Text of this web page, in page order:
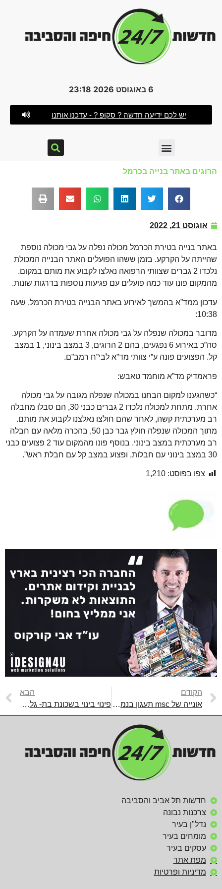
6 באוגוסט 2026 23:18
יש לכם ידיעה חדשה ? סקופ ? - עדכנו אותנו
הרוגים באתר בנייה בכרמל
אוגוסט 21, 2022
באתר בנייה בטירת הכרמל מכולה נפלה על גבי מכולה נוספת
שהייתה על הקרקע. בזמן ששהו הפועלים האתר הבנייה המכולת
נלכדו 2 גברים שצוותי הרפואה נאלצו לקבוע את מותם במקום.
מהמקום פונו עוד כמה פועלים עם פגיעות נוספות בדרגות שונות.
עדכון ממד”א בהמשך לאירוע באתר הבנייה בטירת הכרמל, שעה
10:38:
מדובר במכולה שנפלה על גבי מכולה אחרת שעמדה על הקרקע.
סה”כ באירוע 6 נפגעים, בהם 2 הרוגים, 3 במצב בינוני, 1 במצב
קל. הפצועים פונה ע”י צוותי מד”א לבי”ח רמב”ם.
פראמדיק מד”א מוחמד טאבש:
“כשהגענו למקום הבחנו במכולה שנפלה מגובה על גבי מכולה
אחרת. מתחת למכולה נלכדו 2 גברים כבני 30, הם סבלו מחבלה
רב מערכתית קשה, לאחר שהם חולצו נאלצנו לקבוע את מותם.
מתוך המכולה שנפלה חולץ גבר כבן 50, בהכרה מלאה עם חבלה
רב מערכתית במצב בינוני. בנוסף פונו מהמקום עוד 2 פצועים כבני
30 במצב בינוני עם חבלות, ופצוע במצב קל עם חבלת ראש”.
צפו בפוסט: 1,210
הקודם
אונייה של msc תעגון בנמל פרטי בחיפה.
הבא
פינוי בינוי בשכונת בת- גלים חיפה
חדשות תל אביב והסביבה
צרכנות נבונה
נדל"ן בעיר
מומחים בעיר
עסקים בעיר
מפת אתר
מדיניות ופרטיות